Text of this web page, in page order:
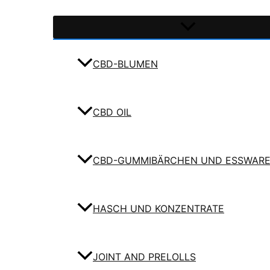
CBD-BLUMEN
CBD OIL
CBD-GUMMIBÄRCHEN UND
HASCH UND KONZENTRATE
JOINT AND PRELOLLS